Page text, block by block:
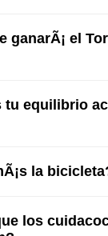
ganarÃ¡ el
tu equilibrio
la
los